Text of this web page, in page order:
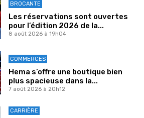
BROCANTE
Les réservations sont ouvertes
pour l’édition 2026 de la...
8 août 2026 à 19h04
COMMERCES
Hema s’offre une boutique bien
plus spacieuse dans la...
7 août 2026 à 20h12
CARRIÈRE